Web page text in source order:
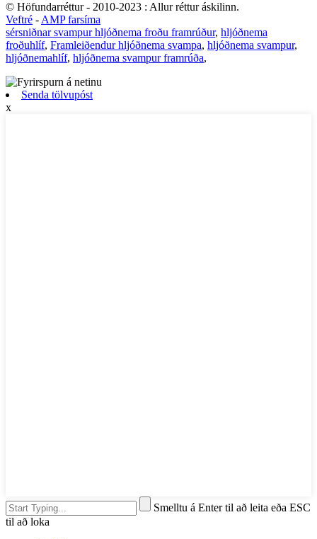
© Höfundarréttur - 2010-2023 : Allur réttur áskilinn.
Veftré - AMP farsíma
sérsniðnar svampur hljóðnema froðu framrúður, hljóðnema
froðuhlíf, Framleiðendur hljóðnema svampa, hljóðnema svampur,
hljóðnemahlíf, hljóðnema svampur framrúða,
Senda tölvupóst
x
Smelltu á Enter til að leita eða ESC
til að loka